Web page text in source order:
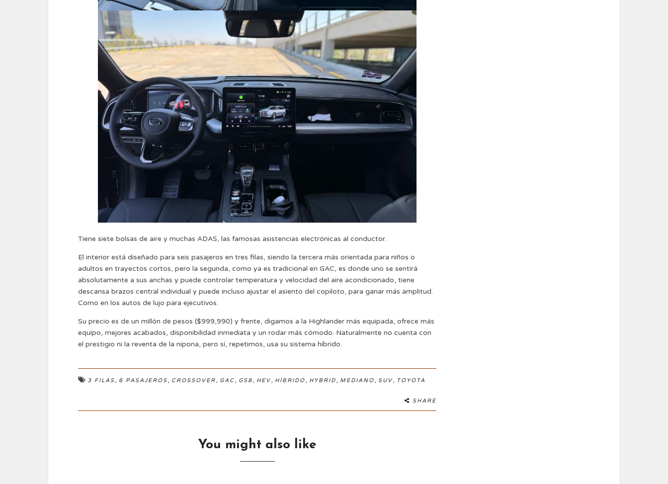
Tiene siete bolsas de aire y muchas ADAS, las famosas asistencias electrónicas al conductor.
El interior está diseñado para seis pasajeros en tres filas, siendo la tercera más orientada para niños o
adultos en trayectos cortos, pero la segunda, como ya es tradicional en GAC, es donde uno se sentirá
absolutamente a sus anchas y puede controlar temperatura y velocidad del aire acondicionado, tiene
descansa brazos central individual y puede incluso ajustar el asiento del copiloto, para ganar más amplitud.
Como en los autos de lujo para ejecutivos.
Su precio es de un millón de pesos ($999,990) y frente, digamos a la Highlander más equipada, ofrece más
equipo, mejores acabados, disponibilidad inmediata y un rodar más cómodo. Naturalmente no cuenta con
el prestigio ni la reventa de la nipona, pero sí, repetimos, usa su sistema híbrido.
3 FILAS, 6 PASAJEROS, CROSSOVER, GAC, GS8, HEV, HÍBRIDO, HYBRID, MEDIANO, SUV, TOYOTA
SHARE
You might also like